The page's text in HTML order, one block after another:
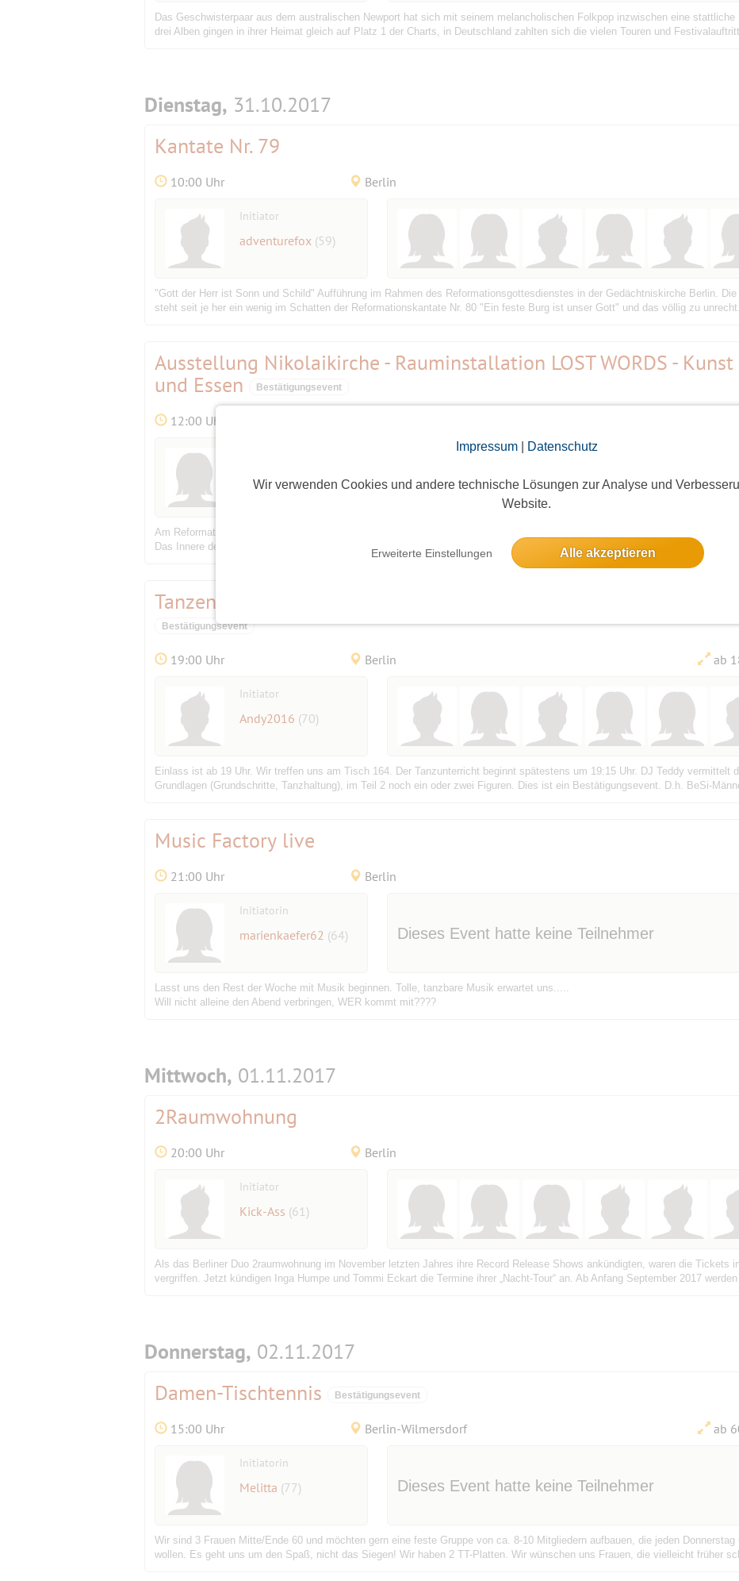
Impressum| Datenschutz
Wir verwenden Cookies und andere technische Lösungen zur Analyse und
Website.
Erweiterte Einstellungen Alle akzeptieren
Das Geschwisterpaar aus dem australischen Newport hat sich mit seinem melancholischen Folkpop inzwischen eine stattliche
drei Alben gingen in ihrer Heimat gleich auf Platz 1 der Charts, in Deutschland zahlten sich die vielen Touren und
Dienstag, 31.10.2017
Kantate Nr. 79
10:00 Uhr Berlin
Initiator
adventurefox (59)
"Gott der Herr ist Sonn und Schild" Aufführung im Rahmen des Reformationsgottesdienstes in der Gedächtniskirche Berlin.
steht seit je her ein wenig im Schatten der Reformationskantate Nr. 80 "Ein feste Burg ist unser Gott" und das völlig zu unrecht.
Ausstellung Nikolaikirche - Rauminstallation LOST WORDS - Kunst
und Essen
Bestätigungsevent
12:00 Uhr
Brombeere1 (73)
Am Reformationstag (der ja nun in Berlin auch ein Feiertag ist) besuchen wir die Rauminstallation LOST WORDS der
Das Innere der Berliner Nikolaikirche (sie liegt inmitten des Nikolaiviertels) wird sich zum 500. Reformationsjubiläum in einen
Tanzen lernen im Café Keese - Discofox mit DJ Teddy, danach Party
Bestätigungsevent
19:00 Uhr Berlin ab
Initiator
Andy2016 (70)
Einlass ist ab 19 Uhr. Wir treffen uns am Tisch 164. Der Tanzunterricht beginnt spätestens um 19:15 Uhr. DJ Teddy vermittelt
Grundlagen (Grundschritte, Tanzhaltung), im Teil 2 noch ein oder zwei Figuren. Dies ist ein Bestätigungsevent. D.h. BeSi-
Music Factory live
21:00 Uhr Berlin
Initiatorin
marienkaefer62 (64) Dieses Event hatte keine Teilnehmer
Lasst uns den Rest der Woche mit Musik beginnen. Tolle, tanzbare Musik erwartet uns.....
Will nicht alleine den Abend verbringen, WER kommt mit????
Mittwoch, 01.11.2017
2Raumwohnung
20:00 Uhr Berlin
Initiator
Kick-Ass (61)
Als das Berliner Duo 2raumwohnung im November letzten Jahres ihre Record Release Shows ankündigten, waren die Tickets
vergriffen. Jetzt kündigen Inga Humpe und Tommi Eckart die Termine ihrer „Nacht-Tour“ an. Ab Anfang September 2017
Donnerstag, 02.11.2017
Damen-Tischtennis
Bestätigungsevent
15:00 Uhr Berlin-Wilmersdorf ab
Initiatorin
Melitta (77) Dieses Event hatte keine Teilnehmer
Wir sind 3 Frauen Mitte/Ende 60 und möchten gern eine feste Gruppe von ca. 8-10 Mitgliedern aufbauen, die jeden
wollen. Es geht uns um den Spaß, nicht das Siegen! Wir haben 2 TT-Platten. Wir wünschen uns Frauen, die vielleicht früher